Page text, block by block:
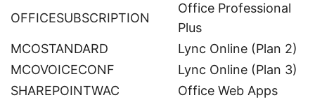
OFFICESUBSCRIPTION
Office Professional
Plus
MCOSTANDARD
Lync Online (Plan 2)
MCOVOICECONF
Lync Online (Plan 3)
SHAREPOINTWAC
Office Web Apps